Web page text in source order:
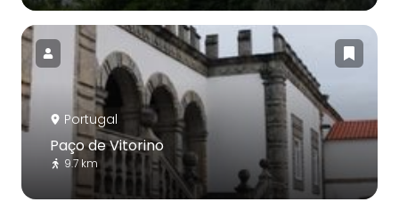
Portugal
Paço de Vitorino
9.7 km